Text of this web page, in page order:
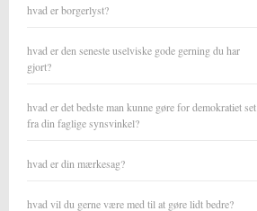
hvad er borgerlyst?
hvad er den seneste uselviske gode gerning du har
gjort?
hvad er det bedste man kunne gøre for demokratiet set
fra din faglige synsvinkel?
hvad er din mærkesag?
hvad vil du gerne være med til at gøre lidt bedre?